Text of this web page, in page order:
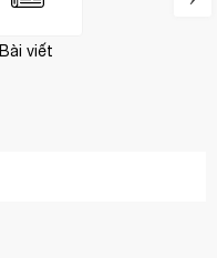
Bài viết